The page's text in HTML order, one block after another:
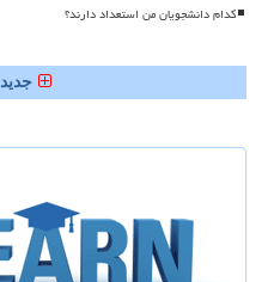
کدام دانشجویان من استعداد دارند؟